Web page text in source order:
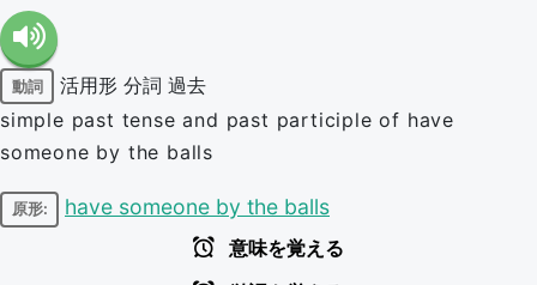
動詞 活用形 分詞 過去
simple past tense and past participle of have
someone by the balls
原形: have someone by the balls
意味を覚える